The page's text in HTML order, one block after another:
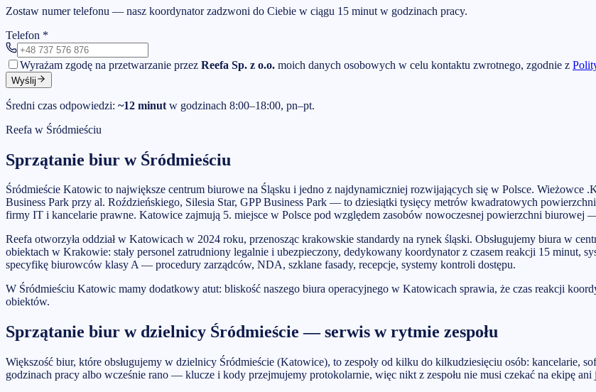
Zostaw numer telefonu — nasz koordynator zadzwoni do Ciebie w ciągu 15 minut w godzinach pracy.
Telefon *
Wyrażam zgodę na przetwarzanie przez Reefa Sp. z o.o. moich danych osobowych w celu kontaktu zwrotnego, zgodnie z
Wyślij
Średni czas odpowiedzi: ~12 minut w godzinach 8:00–18:00, pn–pt.
Reefa w Śródmieściu
Sprzątanie biur w Śródmieściu
Śródmieście Katowic to największe centrum biurowe na Śląsku i jedno z najdynamiczniej rozwijających się w Polsce.
Business Park przy al. Roździeńskiego, Silesia Star, GPP Business Park — to dziesiątki tysięcy metrów kwadratowych
firmy IT i kancelarie prawne. Katowice zajmują 5. miejsce w Polsce pod względem zasobów nowoczesnej powierzchni biurowej
Reefa otworzyła oddział w Katowicach w 2024 roku, przenosząc krakowskie standardy na rynek śląski. Obsługujemy biura w
obiektach w Krakowie: stały personel zatrudniony legalnie i ubezpieczony, dedykowany koordynator z czasem reakcji 15 minut,
specyfikę biurowców klasy A — procedury zarządców, NDA, szklane fasady, recepcje, systemy kontroli dostępu.
W Śródmieściu Katowic mamy dodatkowy atut: bliskość naszego biura operacyjnego w Katowicach sprawia, że czas reakcji
obiektów.
Sprzątanie biur w dzielnicy Śródmieście — serwis w rytmie zespołu
Większość biur, które obsługujemy w dzielnicy Śródmieście (Katowice), to zespoły od kilku do kilkudziesięciu osób: kancelarie,
godzinach pracy albo wcześnie rano — klucze i kody przejmujemy protokolarnie, więc nikt z zespołu nie musi czekać na ekipę ani